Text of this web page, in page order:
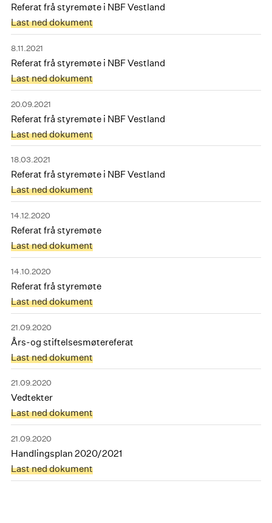
Referat frå styremøte i NBF Vestland
Last ned dokument
8.11.2021
Referat frå styremøte i NBF Vestland
Last ned dokument
20.09.2021
Referat frå styremøte i NBF Vestland
Last ned dokument
18.03.2021
Referat frå styremøte i NBF Vestland
Last ned dokument
14.12.2020
Referat frå styremøte
Last ned dokument
14.10.2020
Referat frå styremøte
Last ned dokument
21.09.2020
Års-og stiftelsesmøtereferat
Last ned dokument
21.09.2020
Vedtekter
Last ned dokument
21.09.2020
Handlingsplan 2020/2021
Last ned dokument